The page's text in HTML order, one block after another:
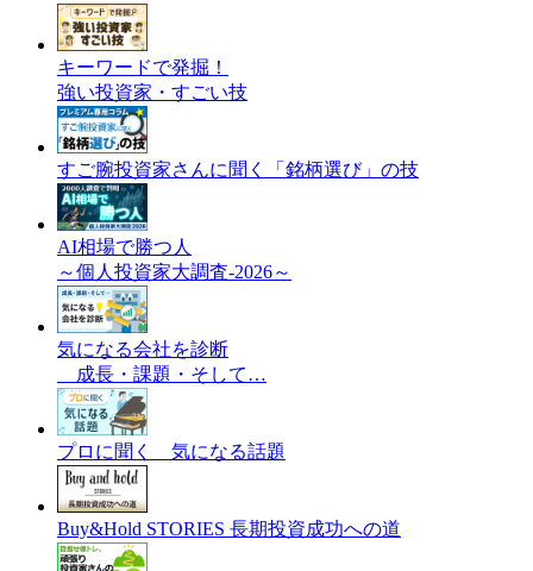
キーワードで発掘！
強い投資家・すごい技
すご腕投資家さんに聞く「銘柄選び」の技
AI相場で勝つ人
～個人投資家大調査-2026～
気になる会社を診断
成長・課題・そして…
プロに聞く 気になる話題
Buy&Hold STORIES 長期投資成功への道